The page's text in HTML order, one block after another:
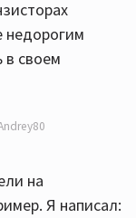
недорогим
своем
на
Я написал: